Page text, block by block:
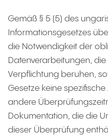
Gemäß § 5 (5) des
Informationsgesetzes
die Notwendigkeit der
Datenverarbeitungen,
Verpflichtung beruhen,
Gesetze keine
andere
Dokumentation, die die
dieser Überprüfung